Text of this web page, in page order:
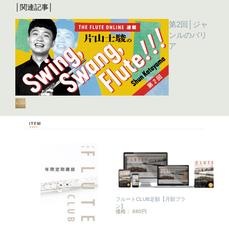
│関連記事│
第2回│ジャ
ンルのバリ
ア
フルートCLUB定額【月額プラ
ン】
価格： 680円